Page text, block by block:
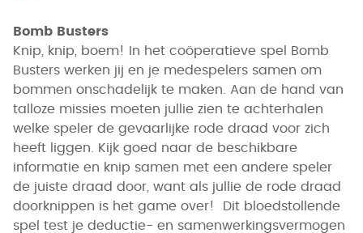
Bomb Busters
Knip, knip, boem! In het coöperatieve spel Bomb
Busters werken jij en je medespelers samen om
bommen onschadelijk te maken. Aan de hand van
talloze missies moeten jullie zien te achterhalen
welke speler de gevaarlijke rode draad voor zich
heeft liggen. Kijk goed naar de beschikbare
informatie en knip samen met een andere speler
de juiste draad door, want als jullie de rode draad
doorknippen is het game over!
Dit bloedstollende
spel test je deductie- en samenwerkingsvermogen